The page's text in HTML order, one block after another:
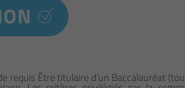
requis Être titulaire d’un Baccalauréat